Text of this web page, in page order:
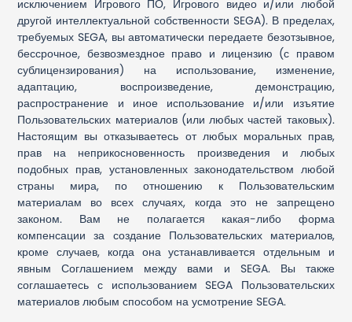
исключением Игрового ПО, Игрового видео и/или любой
другой интеллектуальной собственности SEGA). В пределах,
требуемых SEGA, вы автоматически передаете безотзывное,
бессрочное, безвозмездное право и лицензию (с правом
сублицензирования) на использование, изменение,
адаптацию, воспроизведение, демонстрацию,
распространение и иное использование и/или изъятие
Пользовательских материалов (или любых частей таковых).
Настоящим вы отказываетесь от любых моральных прав,
прав на неприкосновенность произведения и любых
подобных прав, установленных законодательством любой
страны мира, по отношению к Пользовательским
материалам во всех случаях, когда это не запрещено
законом. Вам не полагается какая-либо форма
компенсации за создание Пользовательских материалов,
кроме случаев, когда она устанавливается отдельным и
явным Соглашением между вами и SEGA. Вы также
соглашаетесь с использованием SEGA Пользовательских
материалов любым способом на усмотрение SEGA.